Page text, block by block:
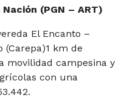
(PGN – ART)
El Encanto –
(Carepa)1 km de
movilidad campesina y
con una